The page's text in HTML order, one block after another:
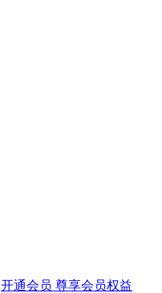
开通会员 尊享会员权益